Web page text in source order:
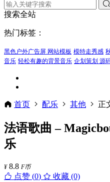
搜索全站
热门标签：
黑色户外广告屏 网站模板 模特走秀感
音乐 轻松有趣的背景音乐 企划策划 源
首页 配乐 其他 正
法语歌曲 –
乐
¥ 8.8 F币
点赞 (0)
收藏 (0)